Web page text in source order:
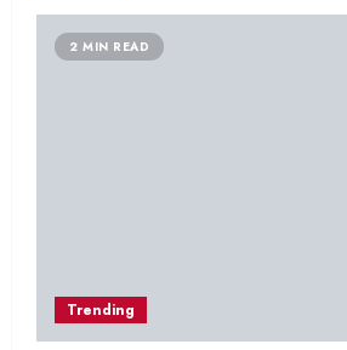
2 MIN READ
Trending